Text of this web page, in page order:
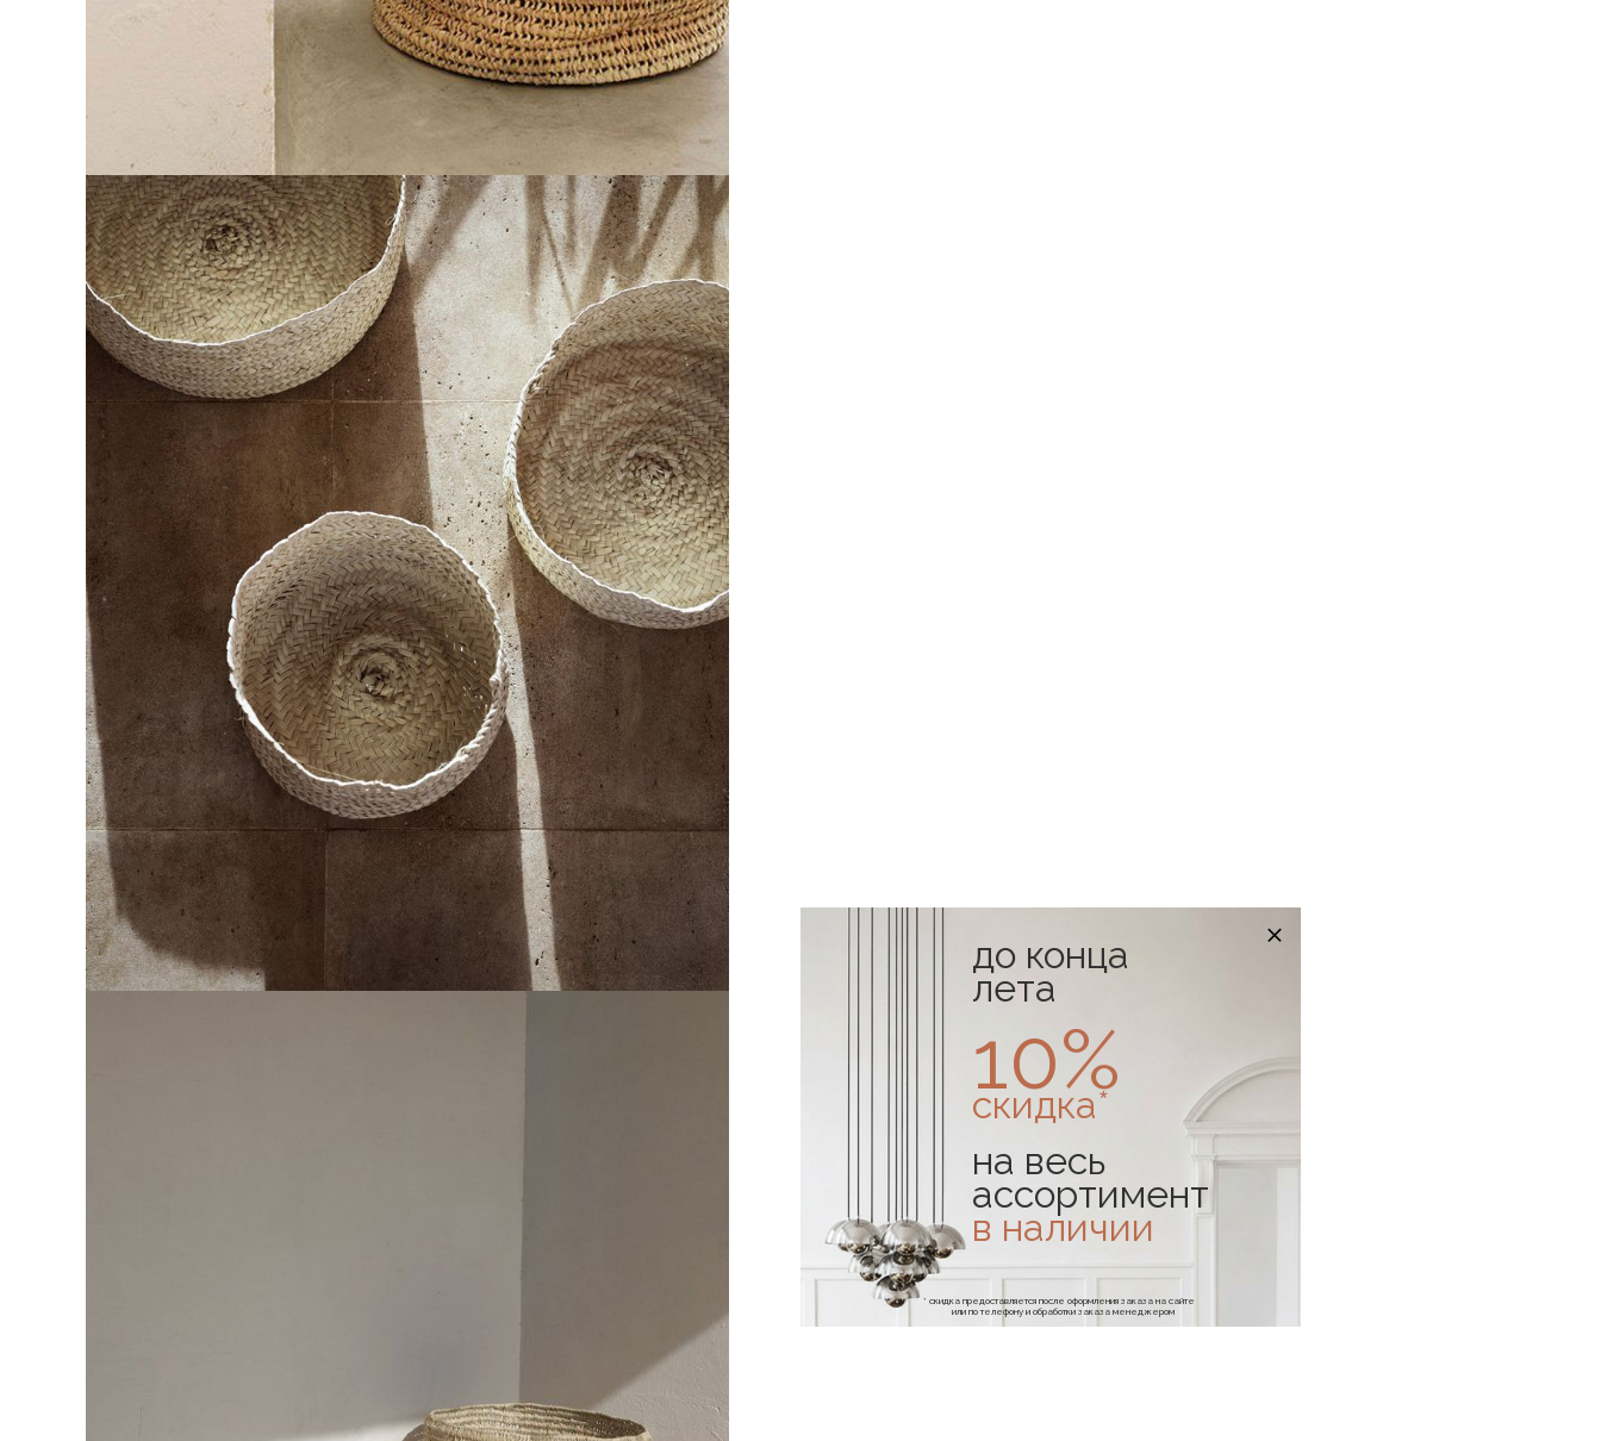
до конца
лета
10%
скидка*
на весь
ассортимент
в наличии
* скидка предоставляется после оформления заказа на сайте
или по телефону и обработки заказа менеджером